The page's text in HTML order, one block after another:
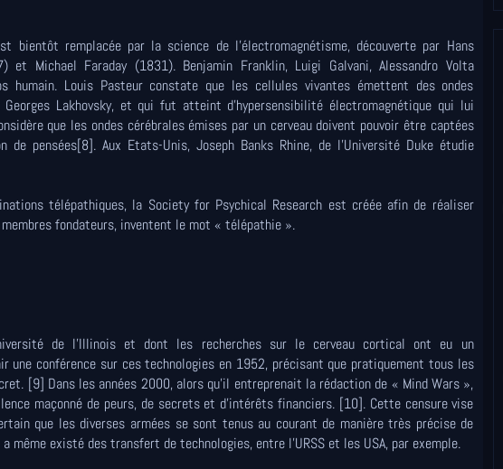
bientôt remplacée par la science de l'électromagnétisme, découverte par Hans
et Michael Faraday (1831). Benjamin Franklin, Luigi Galvani, Alessandro Volta
Louis Pasteur constate que les cellules vivantes émettent des ondes
Lakhovsky, et qui fut atteint d'hypersensibilité électromagnétique qui lui
que les ondes cérébrales émises par un cerveau doivent pouvoir être captées
pensées[8]. Aux Etats-Unis, Joseph Banks Rhine, de l'Université Duke étudie
télépathiques, la Society for Psychical Research est créée afin de réaliser
fondateurs, inventent le mot « télépathie ».
de l'Illinois et dont les recherches sur le cerveau cortical ont eu un
conférence sur ces technologies en 1952, précisant que pratiquement tous les
[9] Dans les années 2000, alors qu'il entreprenait la rédaction de « Mind Wars »,
maçonné de peurs, de secrets et d'intérêts financiers. [10]. Cette censure vise
que les diverses armées se sont tenus au courant de manière très précise de
même existé des transfert de technologies, entre l'URSS et les USA, par exemple.